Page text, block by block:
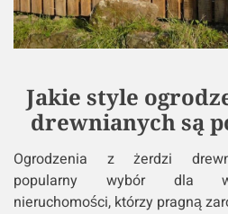
Jakie style
drewnianych są
Ogrodzenia z żerdzi
popularny wybór dla
nieruchomości, którzy pragną